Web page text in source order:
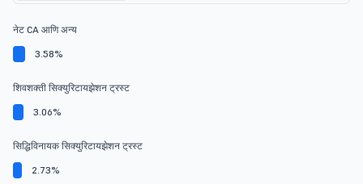
नेट CA आणि अन्य
3.58%
शिवशक्ती सिक्युरिटायझेशन ट्रस्ट
3.06%
सिद्धिविनायक सिक्युरिटायझेशन ट्रस्ट
2.73%